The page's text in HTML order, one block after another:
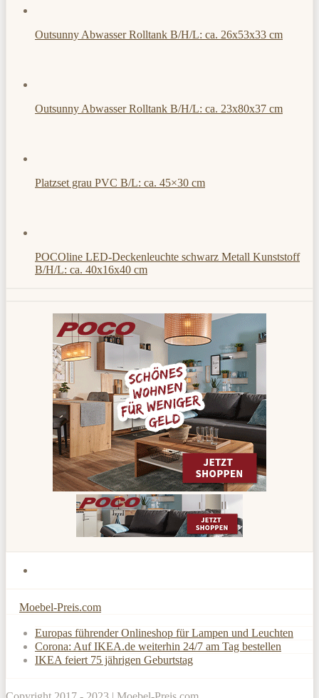
Outsunny Abwasser Rolltank B/H/L: ca. 26x53x33 cm
Outsunny Abwasser Rolltank B/H/L: ca. 23x80x37 cm
Platzset grau PVC B/L: ca. 45×30 cm
POCOline LED-Deckenleuchte schwarz Metall Kunststoff
B/H/L: ca. 40x16x40 cm
Moebel-Preis.com
Europas führender Onlineshop für Lampen und Leuchten
Corona: Auf IKEA.de weiterhin 24/7 am Tag bestellen
IKEA feiert 75 jährigen Geburtstag